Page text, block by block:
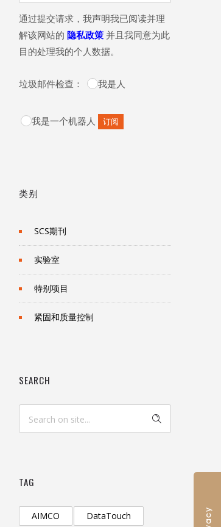
通过提交请求，我声明我已阅读并理
解该网站的 隐私政策 并且我同意为此
目的处理我的个人数据。
垃圾邮件检查： 我是人
我是一个机器人
类别
SCS期刊
实验室
特别项目
紧固和质量控制
SEARCH
TAG
AIMCO
DataTouch